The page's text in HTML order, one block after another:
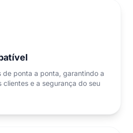
de ponta a ponta, garantindo a
clientes e a segurança do seu